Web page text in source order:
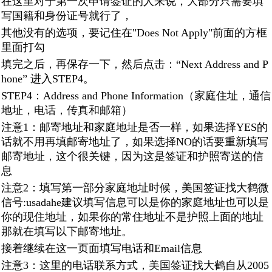
写国籍和身份证号就行了，
其他没有的选项，要记住在"Does Not Apply"前面的方框
里面打勾
填完之后，再保存一下，然后点击：“Next Address and P
hone” 进入STEP4。
STEP4：Address and Phone Information（家庭住址，通信
地址，电话，传真和邮箱）
注意1：邮寄地址和家庭地址是否一样，如果选择YES的
话就不用再填邮寄地址了，如果选择NO的话要重新填写
邮寄地址，这个很关键，因为这是签证和护照寄送的信
息
注意2：填写第一部分家庭地址时候，美国签证找大鹤微
信号:usadahe建议填写信息可以是你的家庭地址也可以是
你的现住地址，如果你的常住地址不是护照上面的地址
那就在填写以下邮寄地址。
接着继续在这一页面填写电话和Email信息
注意3：这里的电话联系方式，美国签证找大鹤自从2005